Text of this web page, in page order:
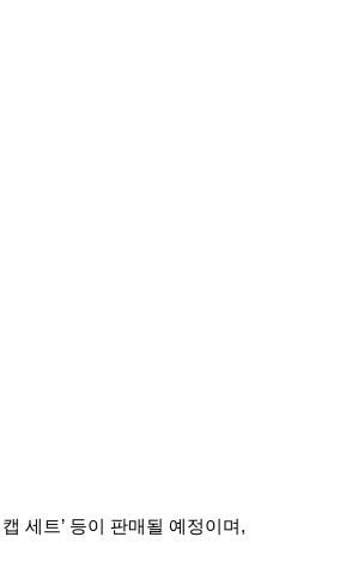
세트’ 등이 판매될 예정이며,